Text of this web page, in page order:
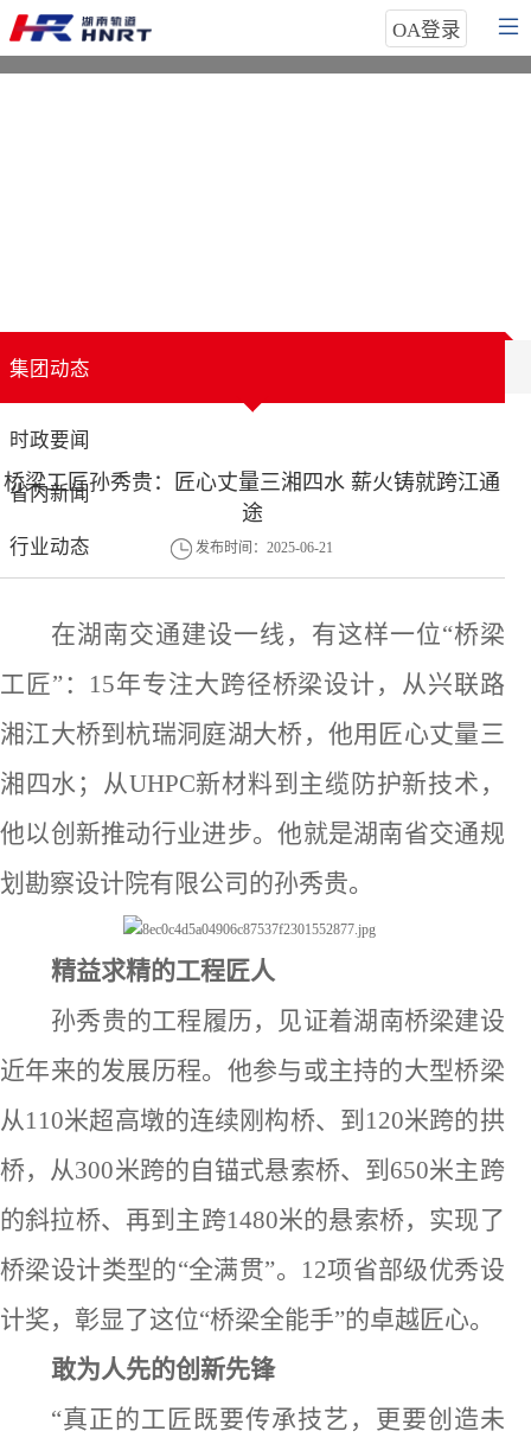
OA登录
集团动态
时政要闻
省内新闻
行业动态
桥梁工匠孙秀贵：匠心丈量三湘四水 薪火铸就跨江通
途
发布时间：2025-06-21
在湖南交通建设一线，有这样一位“桥梁
工匠”：15年专注大跨径桥梁设计，从兴联路
湘江大桥到杭瑞洞庭湖大桥，他用匠心丈量三
湘四水；从UHPC新材料到主缆防护新技术，
他以创新推动行业进步。他就是湖南省交通规
划勘察设计院有限公司的孙秀贵。
精益求精的工程匠人
孙秀贵的工程履历，见证着湖南桥梁建设
近年来的发展历程。他参与或主持的大型桥梁
从110米超高墩的连续刚构桥、到120米跨的拱
桥，从300米跨的自锚式悬索桥、到650米主跨
的斜拉桥、再到主跨1480米的悬索桥，实现了
桥梁设计类型的“全满贯”。12项省部级优秀设
计奖，彰显了这位“桥梁全能手”的卓越匠心。
敢为人先的创新先锋
“真正的工匠既要传承技艺，更要创造未